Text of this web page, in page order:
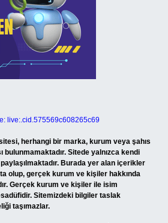
live:.cid.575569c608265c69
herhangi bir marka, kurum veya şahıs
bulunmamaktadır. Sitede yalnızca kendi
paylaşılmaktadır. Burada yer alan içerikler
olup, gerçek kurum ve kişiler hakkında
Gerçek kurum ve kişiler ile isim
Sitemizdeki bilgiler taslak
taşımazlar.